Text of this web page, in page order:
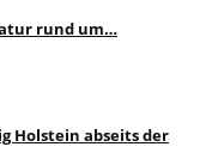
rund um…
Holstein abseits der